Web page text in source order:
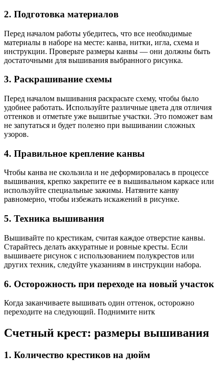
2. Подготовка материалов
Перед началом работы убедитесь, что все необходимые
материалы в наборе на месте: канва, нитки, игла, схема и
инструкции. Проверьте размеры канвы — они должны быть
достаточными для вышивания выбранного рисунка.
3. Раскрашивание схемы
Перед началом вышивания раскрасьте схему, чтобы было
удобнее работать. Используйте различные цвета для отличия
оттенков и отметьте уже вышитые участки. Это поможет вам
не запутаться и будет полезно при вышивании сложных
узоров.
4. Правильное крепление канвы
Чтобы канва не скользила и не деформировалась в процессе
вышивания, крепко закрепите ее в вышивальном каркасе или
используйте специальные зажимы. Натяните канву
равномерно, чтобы избежать искажений в рисунке.
5. Техника вышивания
Вышивайте по крестикам, считая каждое отверстие канвы.
Старайтесь делать аккуратные и ровные кресты. Если
вышиваете рисунок с использованием полукрестов или
других техник, следуйте указаниям в инструкции набора.
6. Осторожность при переходе на новый участок
Когда заканчиваете вышивать один оттенок, осторожно
переходите на следующий. Поднимите нитк
Счетный крест: размеры вышивания
1. Количество крестиков на дюйм